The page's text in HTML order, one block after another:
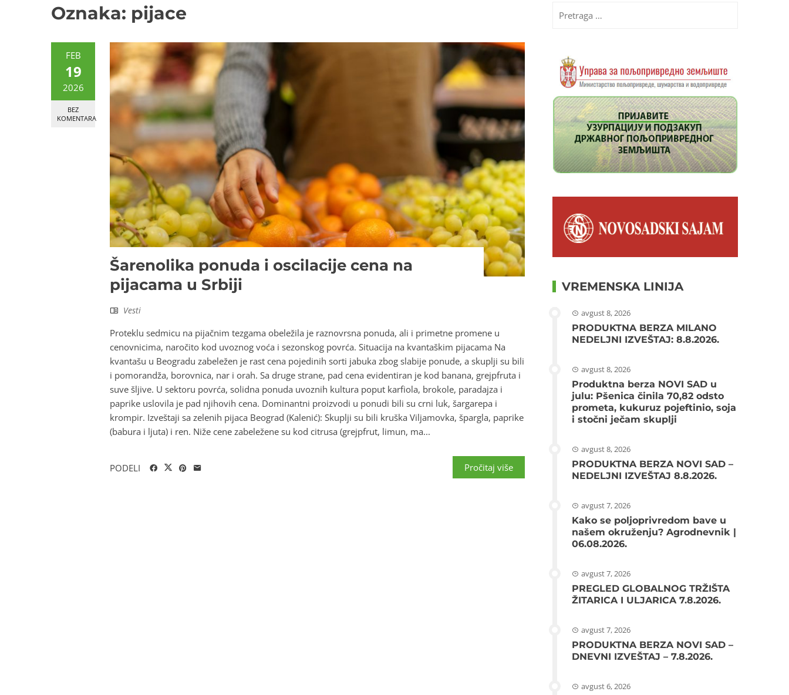
Oznaka: pijace
FEB
19
2026
BEZ
KOMENTARA
Šarenolika ponuda i oscilacije cena na
pijacama u Srbiji
Vesti
Proteklu sedmicu na pijačnim tezgama obeležila je raznovrsna ponuda, ali i primetne promene u
cenovnicima, naročito kod uvoznog voća i sezonskog povrća. Situacija na kvantaškim pijacama Na
kvantašu u Beogradu zabeležen je rast cena pojedinih sorti jabuka zbog slabije ponude, a skuplji su bili
i pomorandža, borovnica, nar i orah. Sa druge strane, pad cena evidentiran je kod banana, grejpfruta i
suve šljive. U sektoru povrća, solidna ponuda uvoznih kultura poput karfiola, brokole, paradajza i
paprike uslovila je pad njihovih cena. Dominantni proizvodi u ponudi bili su crni luk, šargarepa i
krompir. Izveštaji sa zelenih pijaca Beograd (Kalenić): Skuplji su bili kruška Viljamovka, špargla, paprike
(babura i ljuta) i ren. Niže cene zabeležene su kod citrusa (grejpfrut, limun, ma...
Pročitaj više
PODELI
za:
VREMENSKA LINIJA
avgust 8, 2026
PRODUKTNA BERZA MILANO
NEDELJNI IZVEŠTAJ: 8.8.2026.
avgust 8, 2026
Produktna berza NOVI SAD u
julu: Pšenica činila 70,82 odsto
prometa, kukuruz pojeftinio, soja
i stočni ječam skuplji
avgust 8, 2026
PRODUKTNA BERZA NOVI SAD –
NEDELJNI IZVEŠTAJ 8.8.2026.
avgust 7, 2026
Kako se poljoprivredom bave u
našem okruženju? Agrodnevnik |
06.08.2026.
avgust 7, 2026
PREGLED GLOBALNOG TRŽIŠTA
ŽITARICA I ULJARICA 7.8.2026.
avgust 7, 2026
PRODUKTNA BERZA NOVI SAD –
DNEVNI IZVEŠTAJ – 7.8.2026.
avgust 6, 2026